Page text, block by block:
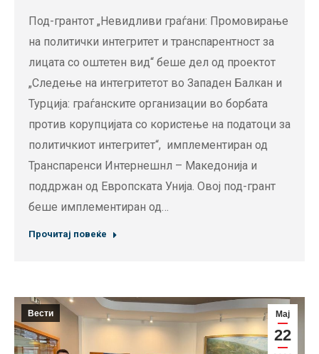
Под-грантот „Невидливи граѓани: Промовирање
на политички интегритет и транспарентност за
лицата со оштетен вид“ беше дел од проектот
„Следење на интегритетот во Западен Балкан и
Турција: граѓанските организации во борбата
против корупцијата со користење на податоци за
политичкиот интегритет“, имплементиран од
Транспаренси Интернешнл – Македонија и
поддржан од Европската Унија. Овој под-грант
беше имплементиран од…
Прочитај повеќе
Мај
22
Вести